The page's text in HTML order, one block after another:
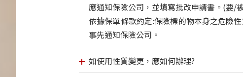
應通知保險公司，並填寫批改申請書。(要/
依據保單條款約定:保險標的物本身之危險
事先通知保險公司。
如使用性質變更，應如何辦理?